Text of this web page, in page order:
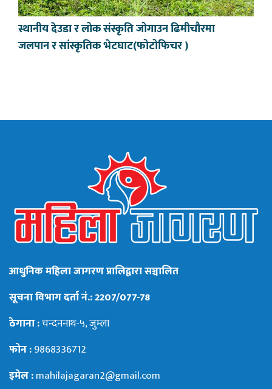
स्थानीय देउडा र लोक संस्कृति जोगाउन ढिमीचौरमा
जलपान र सांस्कृतिक भेटघाट(फोटोफिचर )
आधुनिक महिला जागरण प्रालिद्वारा सञ्चालित
सूचना विभाग दर्ता नं.: 2207/077-78
ठेगाना :चन्दननाथ-५, जुम्ला
फोन :9868336712
इमेल :mahilajagaran2@gmail.com